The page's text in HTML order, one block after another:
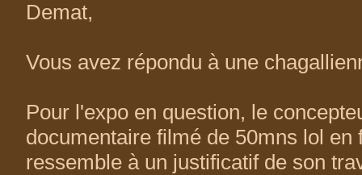
Demat,
Vous avez répondu à une
Pour l'expo en question, le
documentaire filmé de 50mns lol en
ressemble à un justificatif de son